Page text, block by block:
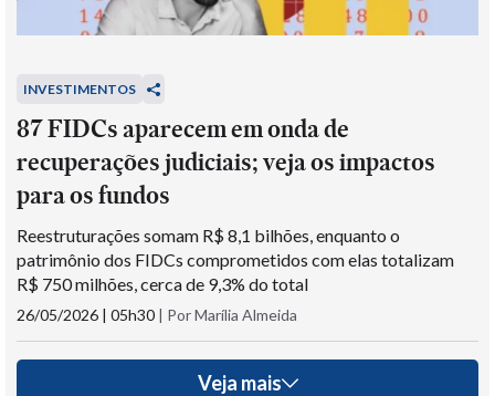
INVESTIMENTOS
87 FIDCs aparecem em onda de
recuperações judiciais; veja os impactos
para os fundos
Reestruturações somam R$ 8,1 bilhões, enquanto o
patrimônio dos FIDCs comprometidos com elas totalizam
R$ 750 milhões, cerca de 9,3% do total
26/05/2026 | 05h30 | Por Marília Almeida
Veja mais